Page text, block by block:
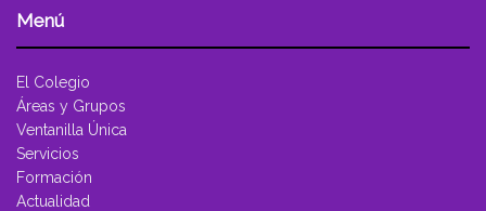
Menú
El Colegio
Áreas y Grupos
Ventanilla Única
Servicios
Formación
Actualidad